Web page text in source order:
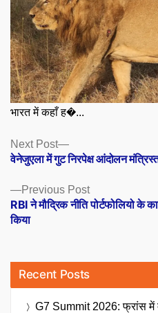
भारत में कहाँ ह�...
Posts
navigation
Previous PostPrevious
post:
RBI ने मौद्रिक नीति पोर्टफोलियो के
किया
Next Post
Next
post:
वेनेजुएला में गुट निरपेक्ष आंदोलन
Recent Posts
G7 Summit 2026: फ्रांस में